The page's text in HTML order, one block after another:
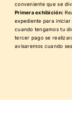
conveniente que se
Primera exhibición:
expediente para
cuando tengamos tu
tercer pago se
avisaremos cuando